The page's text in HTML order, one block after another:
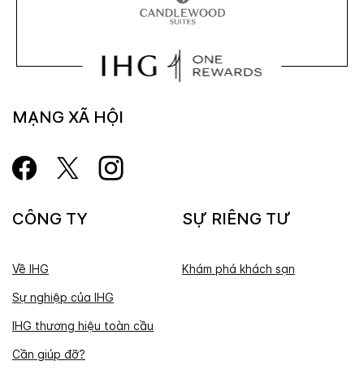
MẠNG XÃ HỘI
CÔNG TY
Về IHG
Sự nghiệp của IHG
IHG thương hiệu toàn cầu
Cần giúp đỡ?
SỰ RIÊNG TƯ
Khám phá khách sạn